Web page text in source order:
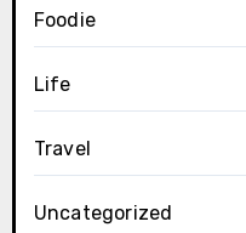
Foodie
Life
Travel
Uncategorized